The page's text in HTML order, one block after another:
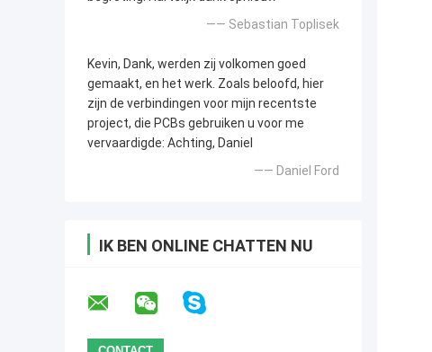
—— Sebastian Toplisek
Kevin, Dank, werden zij volkomen goed
gemaakt, en het werk. Zoals beloofd, hier
zijn de verbindingen voor mijn recentste
project, die PCBs gebruiken u voor me
vervaardigde: Achting, Daniel
—— Daniel Ford
IK BEN ONLINE CHATTEN NU